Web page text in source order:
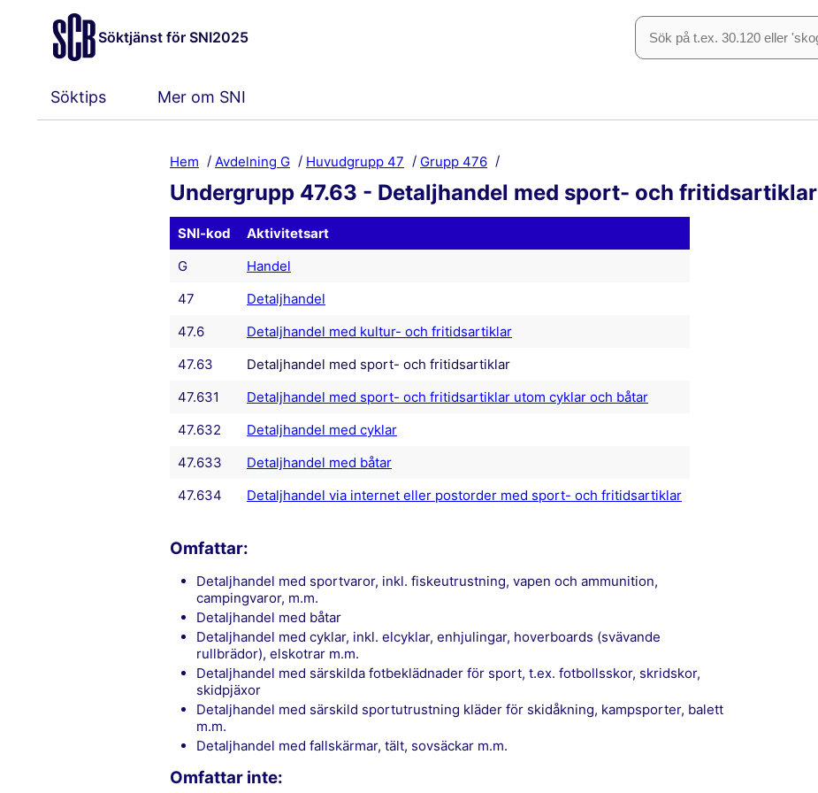
Söktjänst för SNI2025
Söktips Mer om SNI
Hem Avdelning G Huvudgrupp 47 Grupp 476
Undergrupp 47.63 - Detaljhandel med sport- och fritidsartiklar
SNI-kod
Aktivitetsart
G
Handel
47
Detaljhandel
47.6
Detaljhandel med kultur- och fritidsartiklar
47.63
Detaljhandel med sport- och fritidsartiklar
47.631
Detaljhandel med sport- och fritidsartiklar utom cyklar och båtar
47.632
Detaljhandel med cyklar
47.633
Detaljhandel med båtar
47.634
Detaljhandel via internet eller postorder med sport- och fritidsartiklar
Omfattar:
detaljhandel med sportvaror, inkl. fiskeutrustning, vapen och ammunition,
campingvaror, m.m.
detaljhandel med båtar
detaljhandel med cyklar, inkl. elcyklar, enhjulingar, hoverboards (svävande
rullbrädor), elskotrar m.m.
detaljhandel med särskilda fotbeklädnader för sport, t.ex. fotbollsskor, skridskor,
skidpjäxor
detaljhandel med särskild sportutrustning kläder för skidåkning, kampsporter, balett
m.m.
detaljhandel med fallskärmar, tält, sovsäckar m.m.
Omfattar inte: